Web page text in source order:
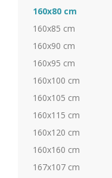
160x80 cm
160x85 cm
160x90 cm
160x95 cm
160x100 cm
160x105 cm
160x115 cm
160x120 cm
160x160 cm
167x107 cm